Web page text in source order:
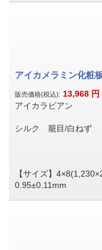
アイカメラミン化粧
販売価格(税込): 13,968 円
アイカラビアン
シルク 籠目/白ねず
【サイズ】
0.95±0.11mm